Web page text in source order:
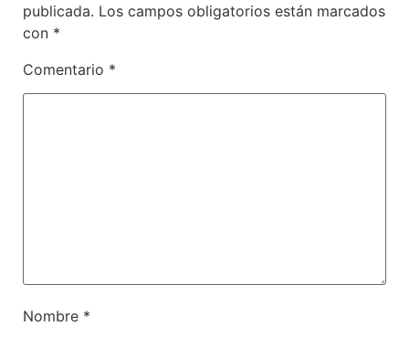
publicada. Los campos obligatorios están marcados
con *
Comentario *
Nombre *